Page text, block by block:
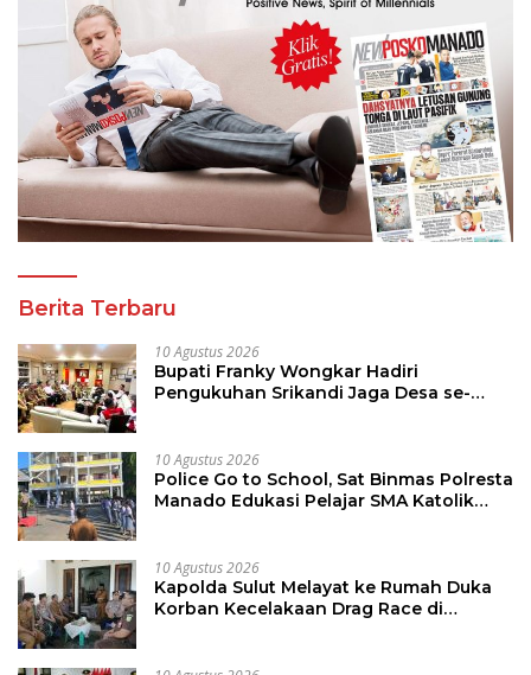
Berita Terbaru
10 Agustus 2026
Bupati Franky Wongkar Hadiri
Pengukuhan Srikandi Jaga Desa se-
10 Agustus 2026
Police Go to School, Sat Binmas Polresta
Manado Edukasi Pelajar SMA Katolik
10 Agustus 2026
Kapolda Sulut Melayat ke Rumah Duka
Korban Kecelakaan Drag Race di